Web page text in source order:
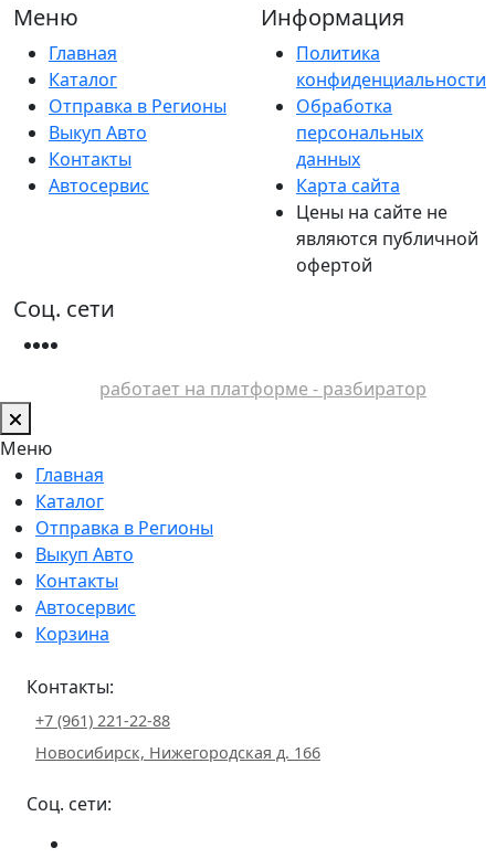
Меню
Главная
Каталог
Отправка в Регионы
Выкуп Авто
Контакты
Автосервис
Информация
Политика
конфиденциальности
Обработка
персональных
данных
Карта сайта
Цены на сайте не
являются публичной
офертой
Соц. сети
работает на платформе - разбиратор
Меню
Главная
Каталог
Отправка в Регионы
Выкуп Авто
Контакты
Автосервис
Корзина
Контакты:
+7 (961) 221-22-88
Новосибирск, Нижегородская д. 166
Соц. сети: